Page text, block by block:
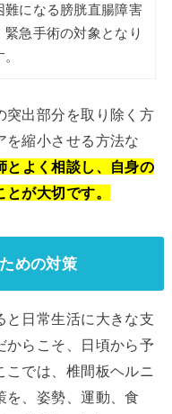
難になる膀胱直腸障害
緊急手術の対象となり
突出部分を取り除く方
を縮小させる方法な
とよく相談し、自身の
が大切です。
めの対策
と日常生活に大きな支
からこそ、日頃から予
こでは、椎間板ヘルニ
を、姿勢、運動、食